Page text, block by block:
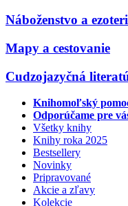
Náboženstvo a
Mapy a cestovanie
Cudzojazyčná
Knihomoľský
Odporúčame pre
Všetky knihy
Knihy roka 2025
Bestsellery
Novinky
Pripravované
Akcie a zľavy
Kolekcie